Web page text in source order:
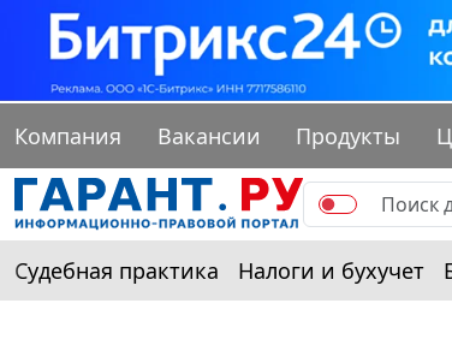
Компания Вакансии Продукты
Судебная практика Налоги и бухучет